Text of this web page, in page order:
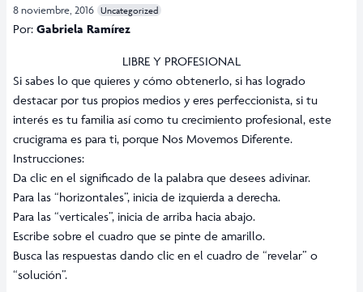
8 noviembre, 2016 Uncategorized
Por: Gabriela Ramírez
LIBRE Y PROFESIONAL
Si sabes lo que quieres y cómo obtenerlo, si has logrado
destacar por tus propios medios y eres perfeccionista, si tu
interés es tu familia así como tu crecimiento profesional, este
crucigrama es para ti, porque Nos Movemos Diferente.
Instrucciones:
Da clic en el significado de la palabra que desees adivinar.
Para las “horizontales”, inicia de izquierda a derecha.
Para las “verticales”, inicia de arriba hacia abajo.
Escribe sobre el cuadro que se pinte de amarillo.
Busca las respuestas dando clic en el cuadro de “revelar” o
“solución”.